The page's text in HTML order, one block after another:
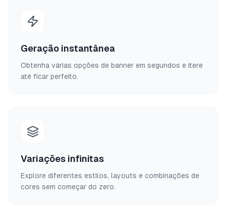
Geração instantânea
Obtenha várias opções de banner em segundos e itere
até ficar perfeito.
Variações infinitas
Explore diferentes estilos, layouts e combinações de
cores sem começar do zero.